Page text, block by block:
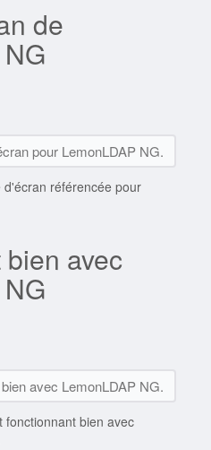
de
pour LemonLDAP NG.
référencée pour
avec
avec LemonLDAP NG.
fonctionnant bien avec